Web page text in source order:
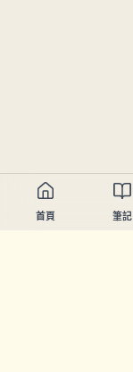
首頁 筆記